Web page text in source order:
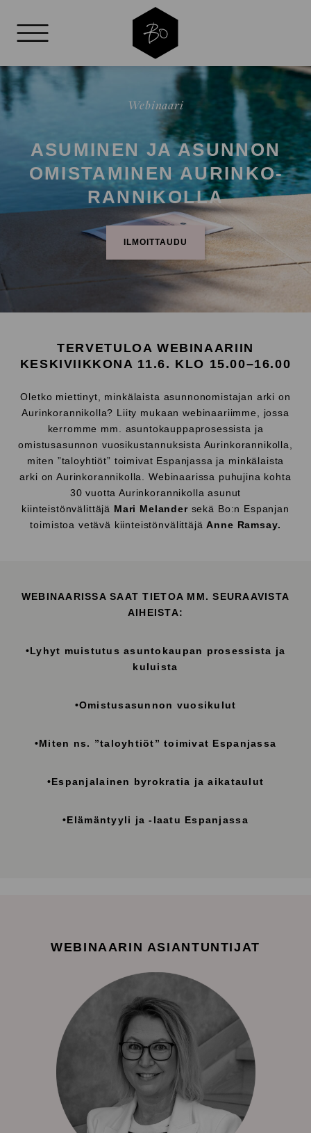
AVAA VALIKKO
Webinaari
ASUMINEN JA ASUNNON
OMISTAMINEN AURINKO­
RANNIKOLLA
ILMOITTAUDU
TERVETULOA WEBINAARIIN
KESKIVIIKKONA 11.6. KLO 15.00–16.00
Oletko miettinyt, minkälaista asunnonomistajan arki on
Aurinkorannikolla? Liity mukaan webinaariimme, jossa
kerromme mm. asuntokauppaprosessista ja
omistusasunnon vuosikustannuksista Aurinkorannikolla,
miten ”taloyhtiöt” toimivat Espanjassa ja minkälaista
arki on Aurinkorannikolla. Webinaarissa puhujina kohta
30 vuotta Aurinkorannikolla asunut
kiinteistönvälittäjä Mari Melander sekä Bo:n Espanjan
toimistoa vetävä kiinteistönvälittäjäAnne Ramsay.
WEBINAARISSA SAAT TIETOA MM. SEURAAVISTA
AIHEISTA:
•Lyhyt muistutus asuntokaupan prosessista ja
kuluista
•Omistusasunnon vuosikulut
•Miten ns. ”taloyhtiöt” toimivat Espanjassa
•Espanjalainen byrokratia ja aikataulut
•Elämäntyyli ja -laatu Espanjassa
WEBINAARIN ASIANTUNTIJAT